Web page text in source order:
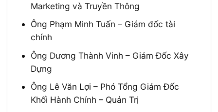
Marketing và Truyền Thông
Ông Phạm Minh Tuấn – Giám đốc tài
chính
Ông Dương Thành Vinh – Giám Đốc Xây
Dựng
Ông Lê Văn Lợi – Phó Tổng Giám Đốc
Khối Hành Chính – Quản Trị